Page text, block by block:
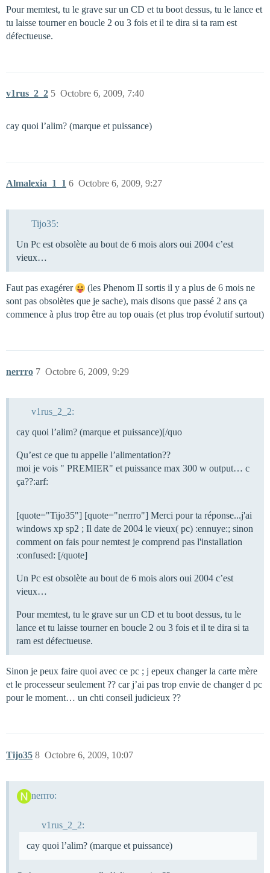
Pour memtest, tu le grave sur un CD et tu boot dessus, tu le lance et
tu laisse tourner en boucle 2 ou 3 fois et il te dira si ta ram est
défectueuse.
v1rus_2_2 Octobre 6, 2009, 7:40
5
cay quoi l’alim? (marque et puissance)
Almalexia_1_1 Octobre 6, 2009, 9:27
6
Tijo35:
Un Pc est obsolète au bout de 6 mois alors oui 2004 c’est
vieux…
Faut pas exagérer
(les Phenom II sortis il y a plus de 6 mois ne
sont pas obsolètes que je sache), mais disons que passé 2 ans ça
commence à plus trop être au top ouais (et plus trop évolutif surtout)
nerrro Octobre 6, 2009, 9:29
7
v1rus_2_2:
cay quoi l’alim? (marque et puissance)[/quo
Qu’est ce que tu appelle l’alimentation??
moi je vois " PREMIER" et puissance max 300 w output… c
ça??:arf:
[quote="Tijo35"] [quote="nerrro"] Merci pour ta réponse...j'ai
windows xp sp2 ; Il date de 2004 le vieux( pc) :ennuye:; sinon
comment on fais pour nemtest je comprend pas l'installation
:confused: [/quote]
Un Pc est obsolète au bout de 6 mois alors oui 2004 c’est
vieux…
Pour memtest, tu le grave sur un CD et tu boot dessus, tu le
lance et tu laisse tourner en boucle 2 ou 3 fois et il te dira si ta
ram est défectueuse.
Sinon je peux faire quoi avec ce pc ; j epeux changer la carte mère
et le processeur seulement ?? car j’ai pas trop envie de changer d pc
pour le moment… un chti conseil judicieux ??
Tijo35 Octobre 6, 2009, 10:07
8
nerrro:
v1rus_2_2:
cay quoi l’alim? (marque et puissance)